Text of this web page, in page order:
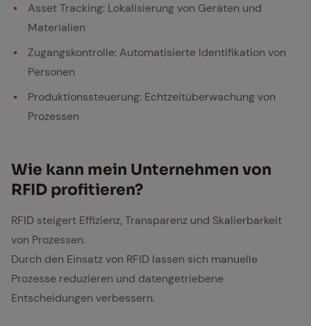
Asset Tracking: Lokalisierung von Geräten und
Materialien
Zugangskontrolle: Automatisierte Identifikation von
Personen
Produktionssteuerung: Echtzeitüberwachung von
Prozessen
Wie kann mein Un­ter­neh­men von
RFID pro­fi­tie­ren?
RFID steigert Effizienz, Transparenz und Skalierbarkeit
von Prozessen.
Durch den Einsatz von RFID lassen sich manuelle
Prozesse reduzieren und datengetriebene
Entscheidungen verbessern.